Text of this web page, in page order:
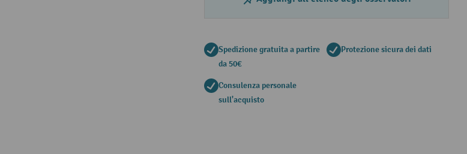
Spedizione gratuita a partire
da 50€
Protezione sicura dei dati
Consulenza personale
sull'acquisto